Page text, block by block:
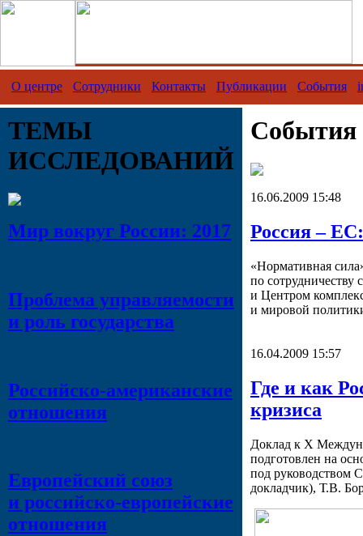
О центре Сотрудники Контакты Публикации События
ТЕМЫ
ИССЛЕДОВАНИЙ
Мир вокруг России: 2017
Проблема управляемости
и роль государства
Российско-американские
отношения
Европейский союз
и российско-европейские
отношения
События
16.06.2009 15:48
Россия –
«Нормативная
по
и Центром
и мировой
16.04.2009 15:57
Где и как
кризиса
Доклад к Х
подготовлен на
под руководством
докладчик), Т.В.